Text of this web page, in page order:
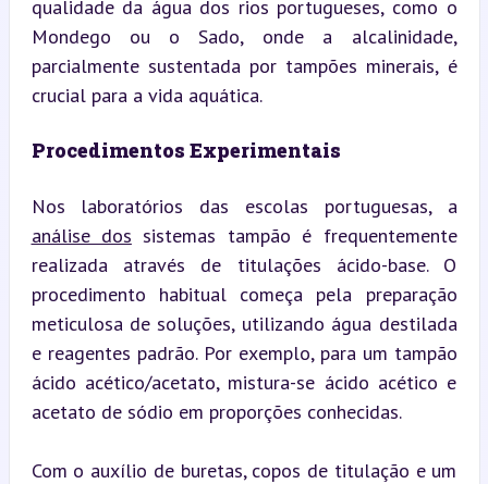
qualidade da água dos rios portugueses, como o
Mondego ou o Sado, onde a alcalinidade,
parcialmente sustentada por tampões minerais, é
crucial para a vida aquática.
Procedimentos Experimentais
Nos laboratórios das escolas portuguesas, a
análise dos sistemas tampão é frequentemente
realizada através de titulações ácido-base. O
procedimento habitual começa pela preparação
meticulosa de soluções, utilizando água destilada
e reagentes padrão. Por exemplo, para um tampão
ácido acético/acetato, mistura-se ácido acético e
acetato de sódio em proporções conhecidas.
Com o auxílio de buretas, copos de titulação e um